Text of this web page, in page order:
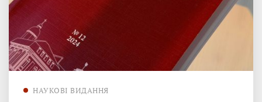
НАУКОВІ ВИДАННЯ